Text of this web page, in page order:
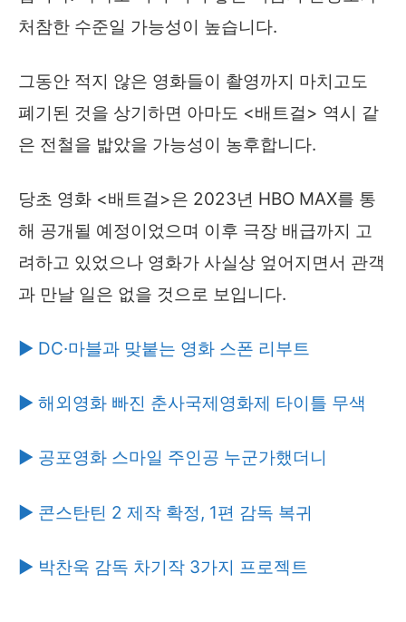
처참한 수준일 가능성이 높습니다.
그동안 적지 않은 영화들이 촬영까지 마치고도
폐기된 것을 상기하면 아마도 <배트걸> 역시 같
은 전철을 밟았을 가능성이 농후합니다.
당초 영화 <배트걸>은 2023년 HBO MAX를 통
해 공개될 예정이었으며 이후 극장 배급까지 고
려하고 있었으나 영화가 사실상 엎어지면서 관객
과 만날 일은 없을 것으로 보입니다.
▶ DC·마블과 맞붙는 영화 스폰 리부트
▶ 해외영화 빠진 춘사국제영화제 타이틀 무색
▶ 공포영화 스마일 주인공 누군가했더니
▶ 콘스탄틴 2 제작 확정, 1편 감독 복귀
▶ 박찬욱 감독 차기작 3가지 프로젝트